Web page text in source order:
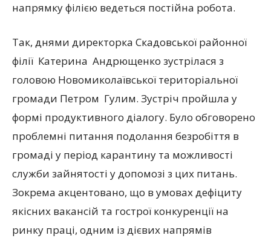
напрямку філією ведеться постійна робота.
Так, днями директорка Скадовської районної
філії Катерина Андрющенко зустрілася з
головою Новомиколаївської територіальної
громади Петром Гулим. Зустріч пройшла у
формі продуктивного діалогу. Було обговорено
проблемні питання подолання безробіття в
громаді у період карантину та можливості
служби зайнятості у допомозі з цих питань.
Зокрема акцентовано, що в умовах дефіциту
якісних вакансій та гострої конкуренції на
ринку праці, одним із дієвих напрямів